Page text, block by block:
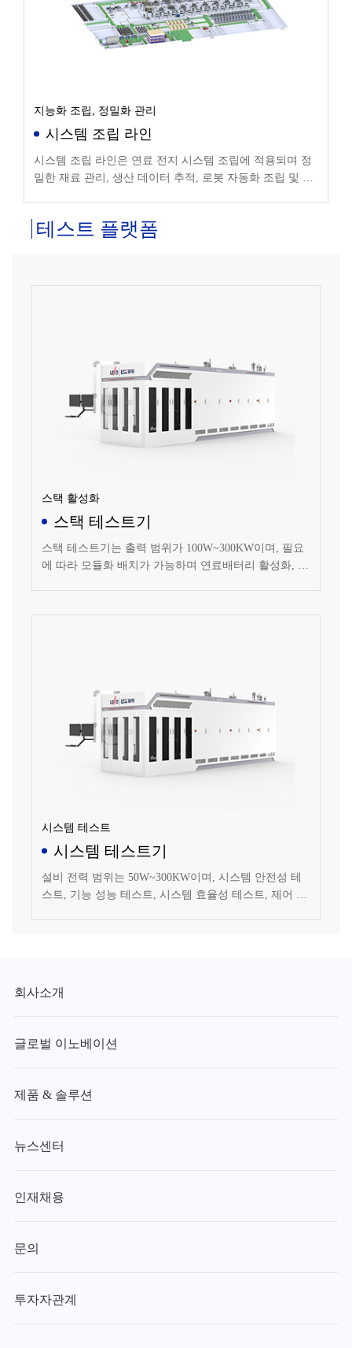
지능화 조립, 정밀화 관리
시스템 조립 라인
시스템 조립 라인은 연료 전지 시스템 조립에 적용되며 정
밀한 재료 관리, 생산 데이터 추적, 로봇 자동화 조립 및 인
테스트 플랫폼
스택 활성화
스택 테스트기
스택 테스트기는 출력 범위가 100W~300KW이며, 필요
에 따라 모듈화 배치가 가능하며 연료배터리 활성화, 성
시스템 테스트
시스템 테스트기
설비 전력 범위는 50W~300KW이며, 시스템 안전성 테
스트, 기능 성능 테스트, 시스템 효율성 테스트, 제어 전
회사소개
글로벌 이노베이션
제품 & 솔루션
뉴스센터
인재채용
문의
투자자관계